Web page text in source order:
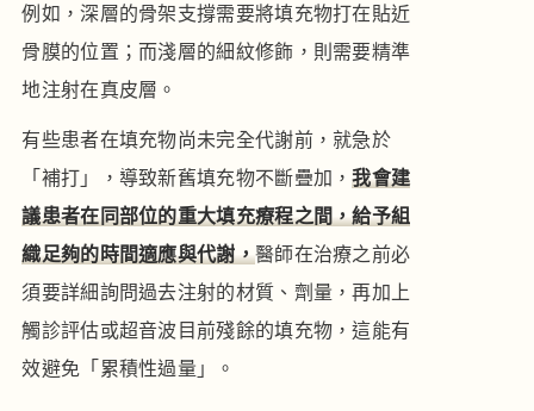
例如，深層的骨架支撐需要將填充物打在貼近
骨膜的位置；而淺層的細紋修飾，則需要精準
地注射在真皮層。
有些患者在填充物尚未完全代謝前，就急於
「補打」，導致新舊填充物不斷疊加，我會建
議患者在同部位的重大填充療程之間，給予組
織足夠的時間適應與代謝，醫師在治療之前必
須要詳細詢問過去注射的材質、劑量，再加上
觸診評估或超音波目前殘餘的填充物，這能有
效避免「累積性過量」。